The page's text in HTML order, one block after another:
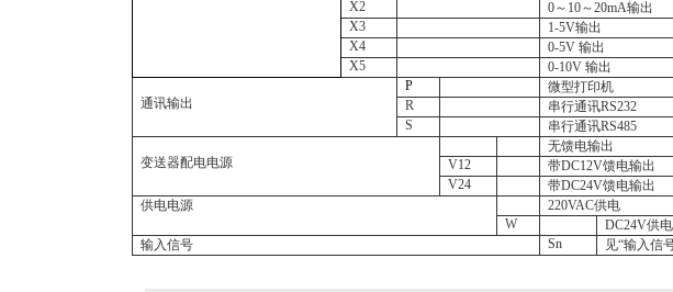
X2
0～10～20mA输出
X3
1-5V输出
X4
0-5V 输出
X5
0-10V 输出
通讯输出
P
微型打印机
R
串行通讯RS232
S
串行通讯RS485
变送器配电电源
无馈电输出
V12
带DC12V馈电输出
V24
带DC24V馈电输出
供电电源
220VAC供电
W
DC24V供电
输入信号
Sn 见“输入信